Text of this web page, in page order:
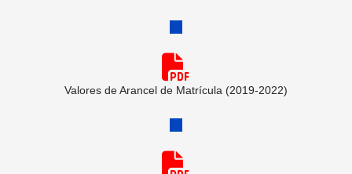
Valores de Arancel de Matrícula (2019-2022)